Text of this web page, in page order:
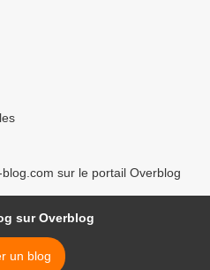
sur le portail Overblog
sur Overblog
un blog